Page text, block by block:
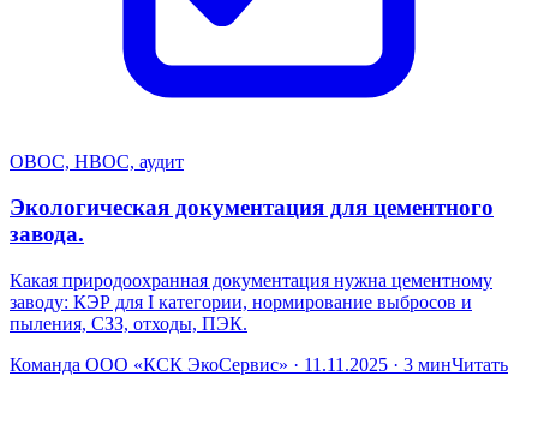
ОВОС, НВОС, аудит
Экологическая документация для цементного
завода.
Какая природоохранная документация нужна цементному
заводу: КЭР для I категории, нормирование выбросов и
пыления, СЗЗ, отходы, ПЭК.
Команда ООО «КСК ЭкоСервис» · 11.11.2025 · 3 минЧитать